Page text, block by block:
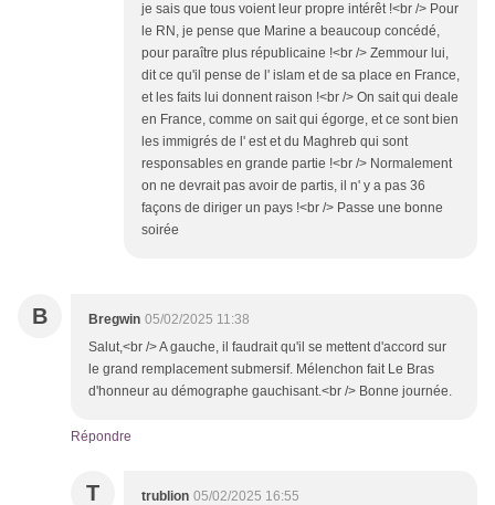
je sais que tous voient leur propre intérêt !<br /> Pour
le RN, je pense que Marine a beaucoup concédé,
pour paraître plus républicaine !<br /> Zemmour lui,
dit ce qu'il pense de l' islam et de sa place en France,
et les faits lui donnent raison !<br /> On sait qui deale
en France, comme on sait qui égorge, et ce sont bien
les immigrés de l' est et du Maghreb qui sont
responsables en grande partie !<br /> Normalement
on ne devrait pas avoir de partis, il n' y a pas 36
façons de diriger un pays !<br /> Passe une bonne
soirée
B Bregwin 05/02/2025 11:38
Salut,<br /> A gauche, il faudrait qu'il se mettent d'accord sur
le grand remplacement submersif. Mélenchon fait Le Bras
d'honneur au démographe gauchisant.<br /> Bonne journée.
Répondre
T trublion 05/02/2025 16:55